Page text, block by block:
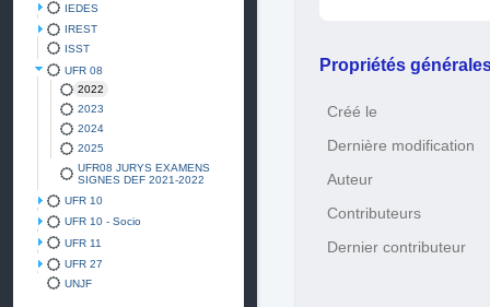
IEDES
IREST
ISST
UFR 08
2022
2023
2024
2025
UFR08 JURYS EXAMENS
SIGNES DEF 2021-2022
UFR 10
UFR 10 - Socio
UFR 11
UFR 27
UNJF
Propriétés
Créé le
Dernière modification
Auteur
Contributeurs
Dernier contributeur